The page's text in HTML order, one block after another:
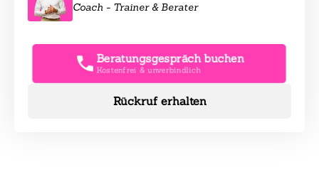
Coach - Trainer & Berater
Beratungsgespräch buchen
Kostenfrei & unverbindlich
Rückruf erhalten